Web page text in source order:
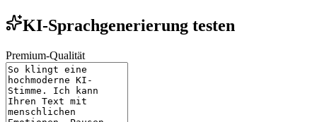
KI-Sprachgenerierung testen
Premium-Qualität